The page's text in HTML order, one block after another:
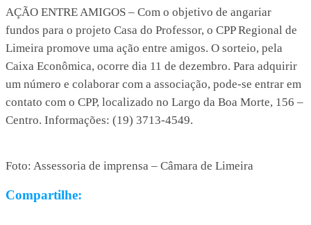
AÇÃO ENTRE AMIGOS – Com o objetivo de angariar
fundos para o projeto Casa do Professor, o CPP Regional de
Limeira promove uma ação entre amigos. O sorteio, pela
Caixa Econômica, ocorre dia 11 de dezembro. Para adquirir
um número e colaborar com a associação, pode-se entrar em
contato com o CPP, localizado no Largo da Boa Morte, 156 –
Centro. Informações: (19) 3713-4549.
Foto: Assessoria de imprensa – Câmara de Limeira
Compartilhe: